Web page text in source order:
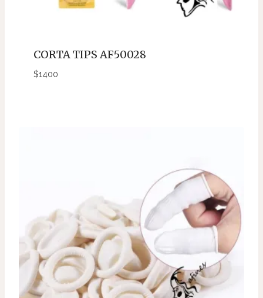
CORTA TIPS AF50028
$1400